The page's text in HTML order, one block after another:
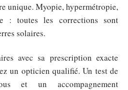
unique. Myopie, hypermétropie,
: toutes les corrections sont
solaires.
avec sa prescription exacte
un opticien qualifié. Un test de
et un accompagnement